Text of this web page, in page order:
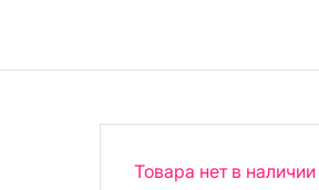
Товара нет в наличии